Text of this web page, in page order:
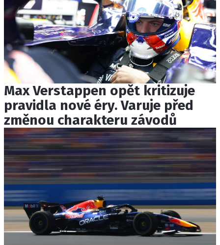
Max Verstappen opět kritizuje
pravidla nové éry. Varuje před
změnou charakteru závodů